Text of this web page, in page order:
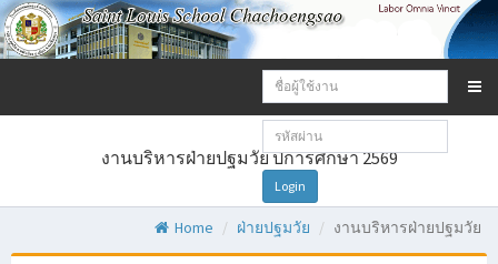
Email
address:
Password:
Login
งานบริหารฝ่ายปฐมวัย ปีการศึกษา 2569
Home ฝ่ายปฐมวัย งานบริหารฝ่ายปฐมวัย